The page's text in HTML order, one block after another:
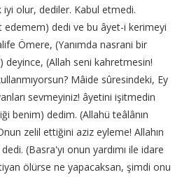
olur, dediler. Kabul etmedi.
dedi ve bu âyet-i kerimeyi
Ömere, (Yanımda nasrani bir
deyince, (Allah seni kahretmesin!
Mâide sûresindeki, Ey
sevmeyiniz! âyetini işitmedin
benim) dedim. (Allahü teâlânın
zelil ettiğini aziz eyleme! Allahın
(Basra'yı onun yardımı ile idare
ölürse ne yapacaksan, şimdi onu